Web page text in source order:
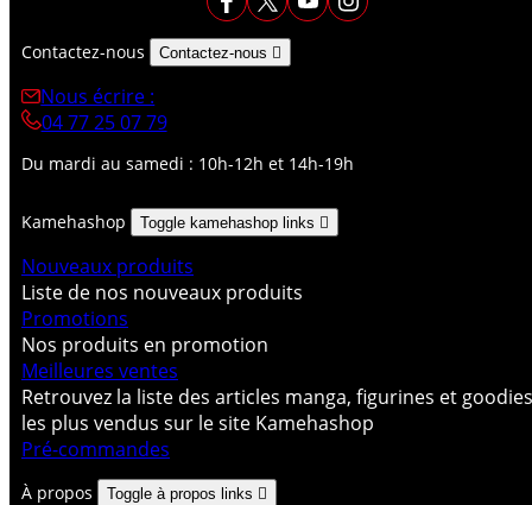
Contactez-nous Contactez-nous 
Nous écrire :
04 77 25 07 79
Du mardi au samedi : 10h-12h et 14h-19h
Kamehashop Toggle kamehashop links 
Nouveaux produits
Liste de nos nouveaux produits
Promotions
Nos produits en promotion
Meilleures ventes
Retrouvez la liste des articles manga, figurines et goodies
les plus vendus sur le site Kamehashop
Pré-commandes
À propos Toggle à propos links 